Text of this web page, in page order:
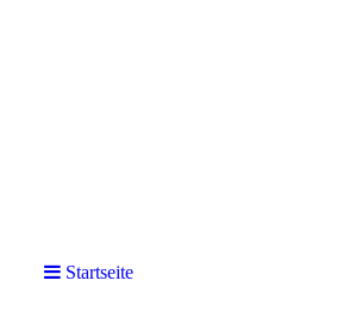
Startseite